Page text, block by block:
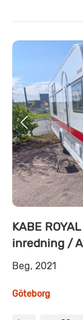
KABE
inredning /
Beg, 2021
Göteborg